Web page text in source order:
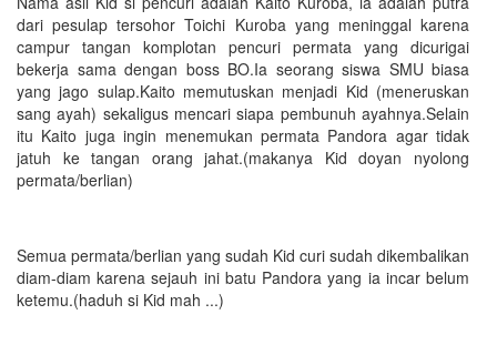
dari pesulap tersohor Toichi Kuroba yang meninggal karena
campur tangan komplotan pencuri permata yang dicurigai
bekerja sama dengan boss BO.Ia seorang siswa SMU biasa
yang jago sulap.Kaito memutuskan menjadi Kid (meneruskan
sang ayah) sekaligus mencari siapa pembunuh ayahnya.Selain
itu Kaito juga ingin menemukan permata Pandora agar tidak
jatuh ke tangan orang jahat.(makanya Kid doyan nyolong
permata/berlian)
Semua permata/berlian yang sudah Kid curi sudah dikembalikan
diam-diam karena sejauh ini batu Pandora yang ia incar belum
ketemu.(haduh si Kid mah ...)